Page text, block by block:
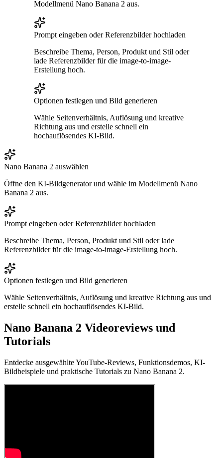
Modellmenü Nano Banana 2 aus.
Prompt eingeben oder Referenzbilder hochladen
Beschreibe Thema, Person, Produkt und Stil oder
lade Referenzbilder für die image-to-image-
Erstellung hoch.
Optionen festlegen und Bild generieren
Wähle Seitenverhältnis, Auflösung und kreative
Richtung aus und erstelle schnell ein
hochauflösendes KI-Bild.
Nano Banana 2 auswählen
Öffne den KI-Bildgenerator und wähle im Modellmenü Nano
Banana 2 aus.
Prompt eingeben oder Referenzbilder hochladen
Beschreibe Thema, Person, Produkt und Stil oder lade
Referenzbilder für die image-to-image-Erstellung hoch.
Optionen festlegen und Bild generieren
Wähle Seitenverhältnis, Auflösung und kreative Richtung aus und
erstelle schnell ein hochauflösendes KI-Bild.
Nano Banana 2 Videoreviews und
Tutorials
Entdecke ausgewählte YouTube-Reviews, Funktionsdemos, KI-
Bildbeispiele und praktische Tutorials zu Nano Banana 2.